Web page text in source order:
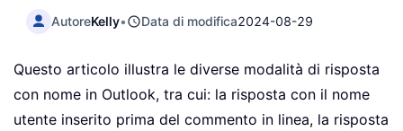
AutoreKelly• Data di modifica2024-08-29
Questo articolo illustra le diverse modalità di risposta
con nome in Outlook, tra cui: la risposta con il nome
utente inserito prima del commento in linea, la risposta